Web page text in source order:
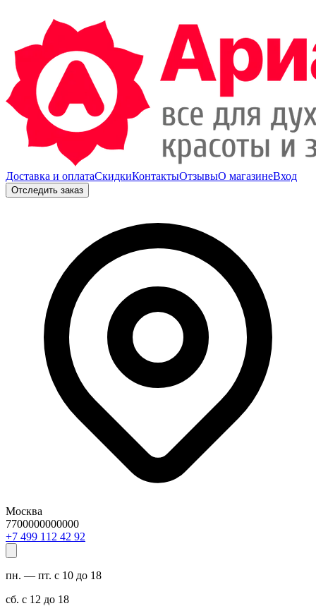
Доставка и оплатаСкидкиКонтактыОтзывыО магазинеВход
Отследить заказ
Москва
7700000000000
29 24 211 994 7+
пн. — пт. с 10 до 18
сб. с 12 до 18